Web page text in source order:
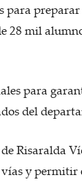
28 mil
para
del
Risaralda
y